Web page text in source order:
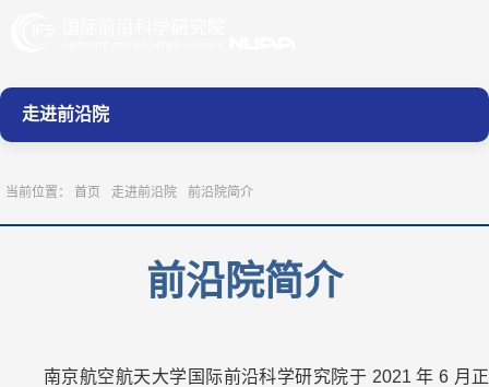
走进前沿院
当前位置： 首页 走进前沿院 前沿院简介
前沿院简介
南京航空航天大学国际前沿科学研究院于 2021 年 6 月正